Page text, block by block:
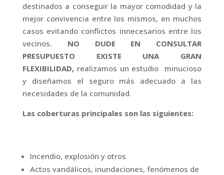
destinados a conseguir la mayor comodidad y la
mejor convivencia entre los mismos, en muchos
casos evitando conflictos innecesarios entre los
vecinos. NO DUDE EN CONSULTAR
PRESUPUESTO EXISTE UNA GRAN
FLEXIBILIDAD, realizamos un estudio minucioso
y diseñamos el seguro más adecuado a las
necesidades de la comunidad.
Las coberturas principales son las siguientes:
Incendio, explosión y otros
Actos vandálicos, inundaciones, fenómenos de